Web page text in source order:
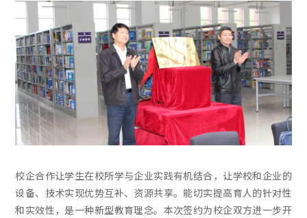
校企合作让学生在校所学与企业实践有机结合，让学校和企业的
设备、技术实现优势互补、资源共享。能切实提高育人的针对性
和实效性，是一种新型教育理念。本次签约为校企双方进一步开